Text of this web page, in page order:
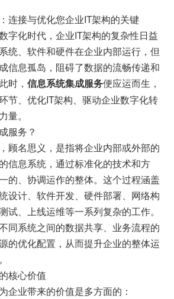
连接与优化您企业IT架构的关键
字化时代，企业IT架构的复杂性日益
统、软件和硬件在企业内部运行，但
信息孤岛，阻碍了数据的流畅传递和
时， 信息系统集成服务便应运而生，
节、优化IT架构、驱动企业数字化转
量。
服务？
顾名思义，是指将企业内部或外部的
信息系统，通过标准化的技术和方
的、协调运作的整体。这个过程涵盖
设计、软件开发、硬件部署、网络构
试、上线运维等一系列复杂的工作。
同系统之间的数据共享、业务流程的
的优化配置，从而提升企业的整体运
核心价值
企业带来的价值是多方面的：